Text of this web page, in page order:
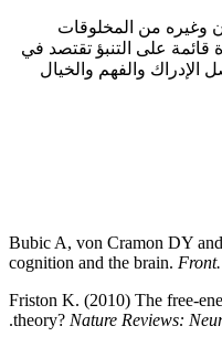
وغيره من المخلوقات
على التنبؤ تقتصد في
الإدراك والفهم والخيال
Bubic A, von Cramon DY
cognition and the brain.
Friston K. (2010) The free-
theory? Nature Reviews: